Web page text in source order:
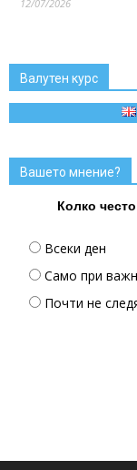
12/07/2026
Валутен курс
Вашето мнение?
Колко
Всеки ден
Само при
Почти не